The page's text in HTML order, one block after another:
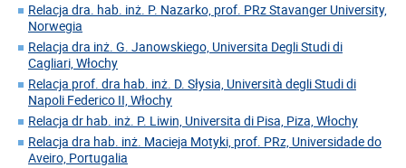
Relacja dra. hab. inż. P. Nazarko, prof. PRz Stavanger University,
Norwegia
Relacja dra inż. G. Janowskiego, Universita Degli Studi di
Cagliari, Włochy
Relacja prof. dra hab. inż. D. Słysia, Università degli Studi di
Napoli Federico II, Włochy
Relacja dr hab. inż. P. Liwin, Universita di Pisa, Piza, Włochy
Relacja dra hab. inż. Macieja Motyki, prof. PRz, Universidade do
Aveiro, Portugalia